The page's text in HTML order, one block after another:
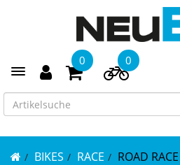
Toggle navigation
0 0
BIKES RACE ROAD RACE